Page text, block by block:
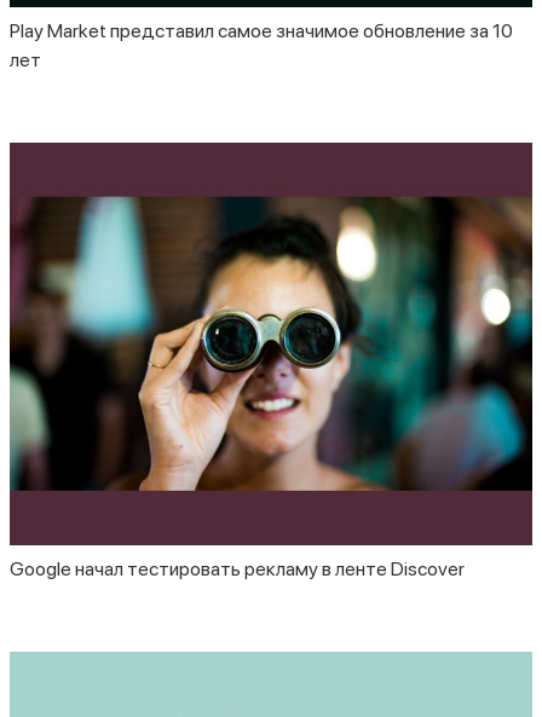
Play Market представил самое значимое обновление за 10
лет
Google начал тестировать рекламу в ленте Discover